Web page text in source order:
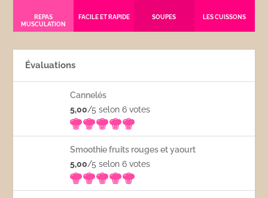
REPAS
MUSCULATION
FACILE ET RAPIDE SOUPES LES CUISSONS
Évaluations
Cannelés
5,00/5 selon 6votes
Smoothie fruits rouges et yaourt
5,00/5 selon 6votes